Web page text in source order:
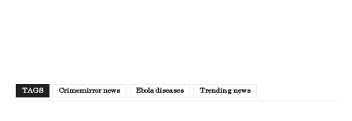
TAGS Crimemirror news Ebola diseases Trending news